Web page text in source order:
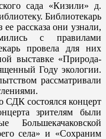
сада «Кизили» д.
Библиотекарь
рассказа они узнали,
с правилами
провела для них
выставке «Природа-
Году экологии.
рассматривали
СДК состоялся концерт
зрителям были
Большекачаковской
села» и «Сохраним